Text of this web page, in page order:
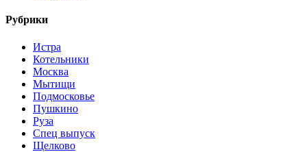
Рубрики
Истра
Котельники
Москва
Мытищи
Подмосковье
Пушкино
Руза
Спец выпуск
Щелково